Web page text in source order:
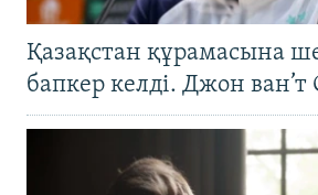
Қазақстан құрамасына
бапкер келді. Джон ван’т